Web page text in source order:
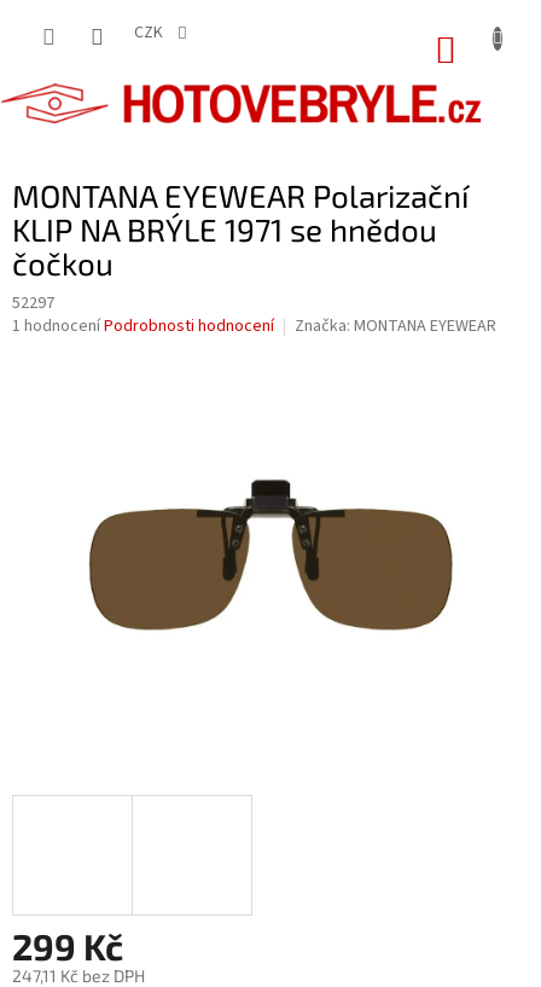
CZK
MONTANA EYEWEAR Polarizační
KLIP NA BRÝLE 1971 se hnědou
čočkou
52297
Průměrné
1 hodnoceníPodrobnosti hodnocení Značka: MONTANA EYEWEAR
299 Kč
247,11 Kč bez DPH